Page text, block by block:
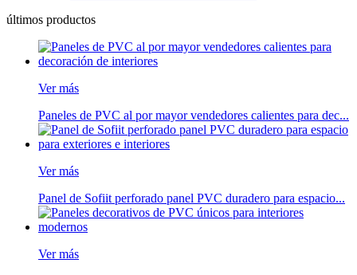
últimos productos
Ver más
Paneles de PVC al por mayor vendedores calientes para dec...
Ver más
Panel de Sofiit perforado panel PVC duradero para espacio...
Ver más